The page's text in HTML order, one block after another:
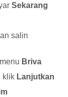
Sekarang
salin
Briva
klik Lanjutkan